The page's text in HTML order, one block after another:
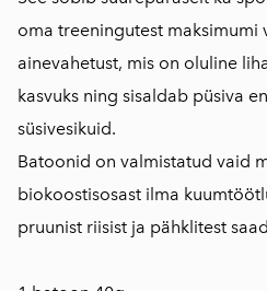
oma treeningutest maksimumi
ainevahetust, mis on oluline
kasvuks ning sisaldab püsiva
süsivesikuid.
Batoonid on valmistatud vaid
biokoostisosast ilma
pruunist riisist ja pähklitest